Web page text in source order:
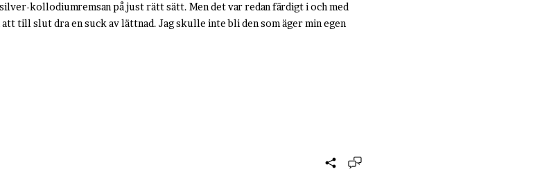
kollodiumremsan på just rätt sätt. Men det var redan färdigt i och med
att till slut dra en suck av lättnad. Jag skulle inte bli den som äger min egen